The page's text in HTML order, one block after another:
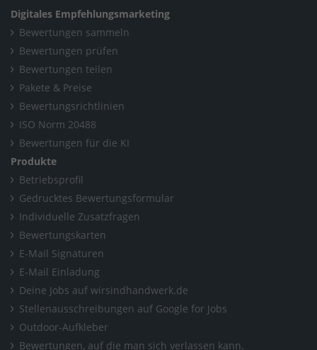
Digitales Empfehlungsmarketing
Bewertungen sammeln
Bewertungen prüfen
Bewertungen teilen
Pakete & Preise
Bewertungsrichtlinien
ISO Norm 20488
Bewertungen für die KI
Produkte
Betriebsprofil
Gedrucktes Bewertungsformular
Individuelle Zusatzfragen
Bewertungskarten
E-Mail Signaturen
E-Mail Einladung
Deine Jobs auf wirsindhandwerk.de
Stellenausschreibungen auf Google for Jobs
Outdoor-Aufkleber
Bewertungen, auf die man sich verlassen kann.